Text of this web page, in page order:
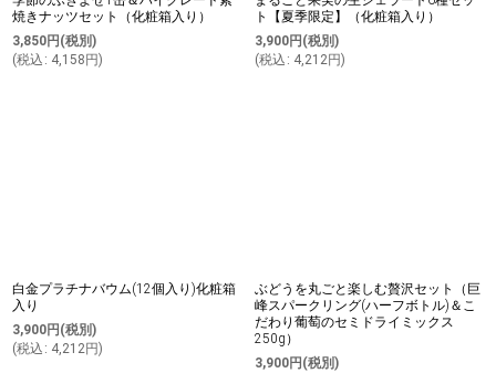
焼きナッツセット（化粧箱入り）
3,850円 (税別)
(税込 : 4,158 円)
ト【夏季限定】（化粧箱入り）
3,900円 (税別)
(税込 : 4,212円)
白金プラチナバウム(12個入り)化粧箱
入り
3,900円 (税別)
(税込 : 4,212円)
ぶどうを丸ごと楽しむ贅沢セット（巨
峰スパークリング(ハーフボトル)＆こ
だわり葡萄のセミドライミックス
250g）
3,900円 (税別)